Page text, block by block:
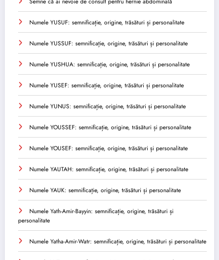
Numele YUSUF: semnificație, origine, trăsături și personalitate
Numele YUSSUF: semnificație, origine, trăsături și personalitate
Numele YUSHUA: semnificație, origine, trăsături și personalitate
Numele YUSEF: semnificație, origine, trăsături și personalitate
Numele YUNUS: semnificație, origine, trăsături și personalitate
Numele YOUSSEF: semnificație, origine, trăsături și personalitate
Numele YOUSEF: semnificație, origine, trăsături și personalitate
Numele YAUTAH: semnificație, origine, trăsături și personalitate
Numele YAUK: semnificație, origine, trăsături și personalitate
Numele Yath-Amir-Bayyin: semnificație, origine, trăsături și
personalitate
Numele Yatha-Amir-Watr: semnificație, origine, trăsături și personalitate